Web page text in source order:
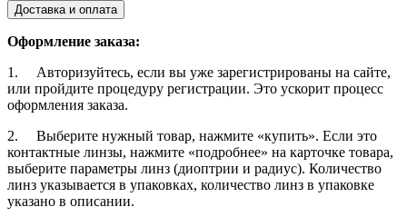
Доставка и оплата
Оформление заказа:
1. Авторизуйтесь, если вы уже зарегистрированы на сайте,
или пройдите процедуру регистрации. Это ускорит процесс
оформления заказа.
2. Выберите нужный товар, нажмите «купить». Если это
контактные линзы, нажмите «подробнее» на карточке товара,
выберите параметры линз (диоптрии и радиус). Количество
линз указывается в упаковках, количество линз в упаковке
указано в описании.